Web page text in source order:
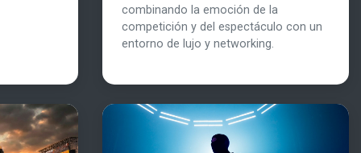
combinando la emoción de la
competición y del espectáculo con un
entorno de lujo y networking.